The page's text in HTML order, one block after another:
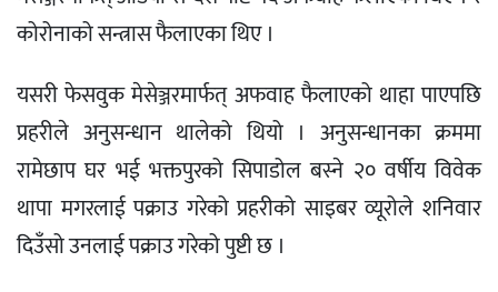
कोरोनाको सन्त्रास फैलाएका थिए ।
यसरी फेसवुक मेसेञ्जरमार्फत् अफवाह फैलाएको थाहा पाएपछि
प्रहरीले अनुसन्धान थालेको थियो । अनुसन्धानका क्रममा
रामेछाप घर भई भक्तपुरको सिपाडोल बस्ने २० वर्षीय विवेक
थापा मगरलाई पक्राउ गरेको प्रहरीको साइबर व्यूरोले शनिवार
दिउँसो उनलाई पक्राउ गरेको पुष्टी छ ।